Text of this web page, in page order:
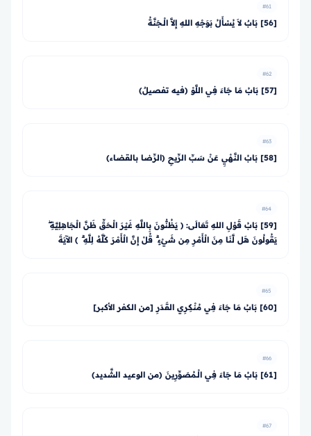
#61
[56] بَابٌ لاَ يُسْأَلُ بَوَجْهِ اللهِ إِلاَّ الْـجَنَّةُ
#62
[57] بَابُ مَا جَاءَ فِي اللَّوْ (فيه تفصيلٌ)
#63
[58] بَابُ النَّهْيِ عَنْ سَبِّ الرِّيحِ (الرِّضا بالقضاء)
#64
[59] بَابُ قَوْلِ اللهِ تَعَالَى: ﴿ يَظُنُّونَ بِاللَّهِ غَيْرَ الْحَقِّ ظَنَّ الْجَاهِلِيَّةِ ۖ
يَقُولُونَ هَل لَّنَا مِنَ الْأَمْرِ مِن شَيْءٍ ۗ قُلْ إِنَّ الْأَمْرَ كُلَّهُ لِلَّهِ ۗ ﴾ الآيَةَ
#65
[60] بَابُ مَا جَاءَ فِي مُنْكِرِي القَدَرِ [من الكفر الأكبر]
#66
[61] بَابُ مَا جَاءَ فِي الْـمُصَوِّرِينَ (من الوعيد الشَّديد)
#67